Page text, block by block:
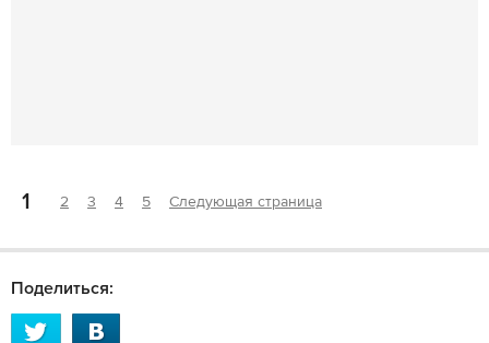
1 2 3 4 5 Следующая страница
Поделиться: